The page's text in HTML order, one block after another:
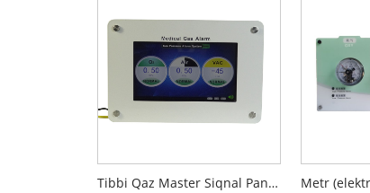
Tibbi Qaz Master Siqnal Paneli